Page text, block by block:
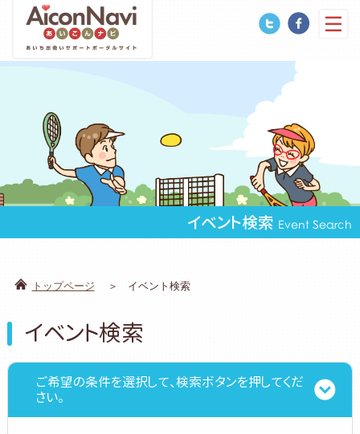
イベント検索 Event Search
トップページ イベント検索
イベント検索
ご希望の条件を選択して、検索ボタンを押してくだ
さい。